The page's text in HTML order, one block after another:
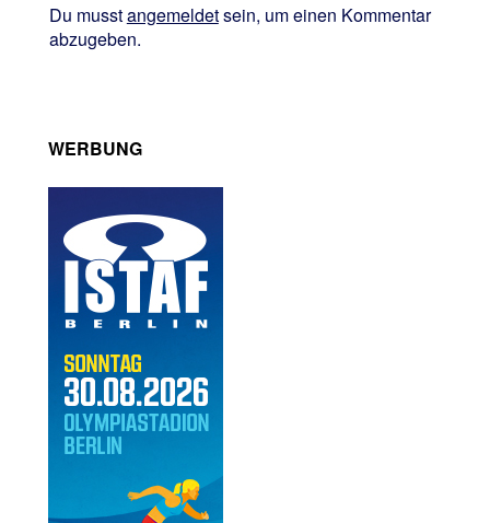
Du musstangemeldetsein, um einen Kommentar
abzugeben.
WERBUNG